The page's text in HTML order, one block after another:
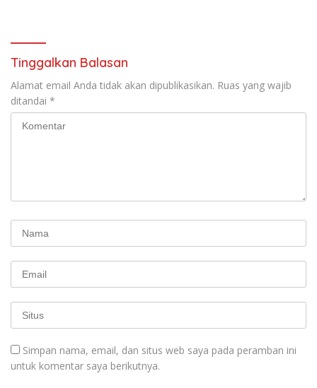
Mancanegara”.
Tinggalkan Balasan
Alamat email Anda tidak akan dipublikasikan. Ruas yang wajib
ditandai *
Simpan nama, email, dan situs web saya pada peramban ini
untuk komentar saya berikutnya.